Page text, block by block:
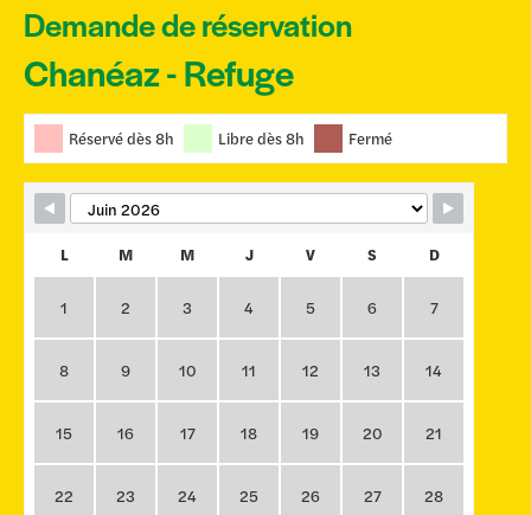
Demande de réservation
Skip Booking Form
Chanéaz - Refuge
Réservé dès 8h Libre dès 8h Fermé
L M M J V S D
1 2 3 4 5 6 7
8 9 10 11 12 13 14
15 16 17 18 19 20 21
22 23 24 25 26 27 28